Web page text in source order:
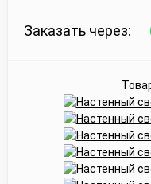
Заказать через: